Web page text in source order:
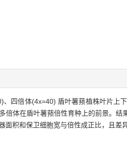
四倍体(4x=40) 盾叶薯蓣植株叶片
倍体在盾叶薯蓣倍性育种上的前景。
积和保卫细胞宽与倍性成正比，且差